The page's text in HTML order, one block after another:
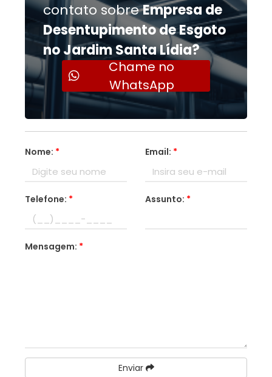
contato sobreEmpresa de
Desentupimento de Esgoto
no Jardim Santa Lídia?
Chame no
WhatsApp
Nome: * Email: *
Telefone: * Assunto: *
Mensagem: *
Enviar